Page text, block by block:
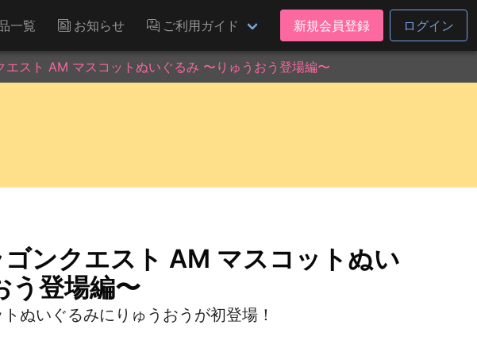
一覧 お知らせ ご利用ガイド 新規会員登録 ログイン
エスト AM マスコットぬいぐるみ 〜りゅうおう登場編〜
ゴンクエスト AM マスコットぬい
う登場編〜
ぬいぐるみにりゅうおうが初登場！